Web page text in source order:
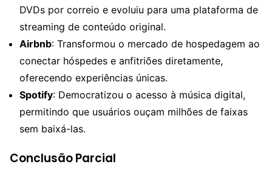
DVDs por correio e evoluiu para uma plataforma de
streaming de conteúdo original.
Airbnb: Transformou o mercado de hospedagem ao
conectar hóspedes e anfitriões diretamente,
oferecendo experiências únicas.
Spotify: Democratizou o acesso à música digital,
permitindo que usuários ouçam milhões de faixas
sem baixá-las.
Conclusão Parcial